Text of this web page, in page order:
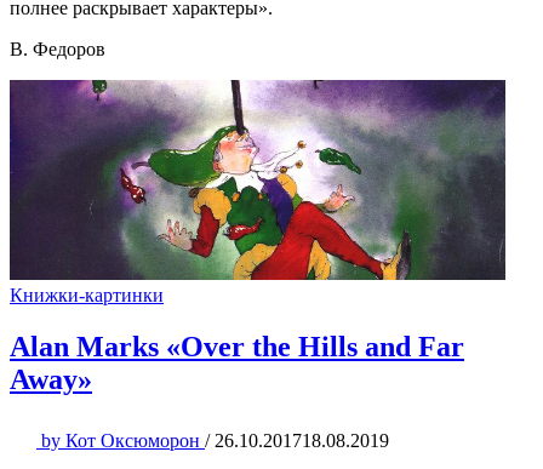
полнее раскрывает характеры».
В. Федоров
Книжки-картинки
Alan Marks «Over the Hills and Far
Away»
by Кот Оксюморон / 26.10.201718.08.2019